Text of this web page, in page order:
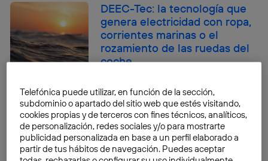
DEEC-Tec: la tecnología que
genera electricidad con ropa,
corrientes marinas o el
rozamiento de las ruedas del
coche
Energía geotérmica: los
misterios de una energía
100% limpia
José María López
Telefónica puede utilizar, en función de la sección,
subdominio o apartado del sitio web que estés visitando,
cookies propias y de terceros con fines técnicos, analíticos,
de personalización, redes sociales y/o para mostrarte
publicidad personalizada en base a un perfil elaborado a
partir de tus hábitos de navegación. Puedes aceptar